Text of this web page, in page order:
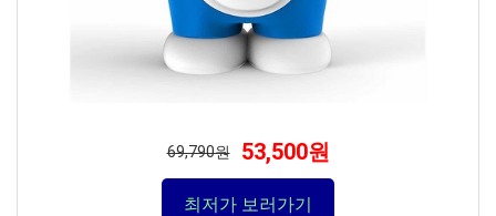
69,790원 53,500원
최저가 보러가기